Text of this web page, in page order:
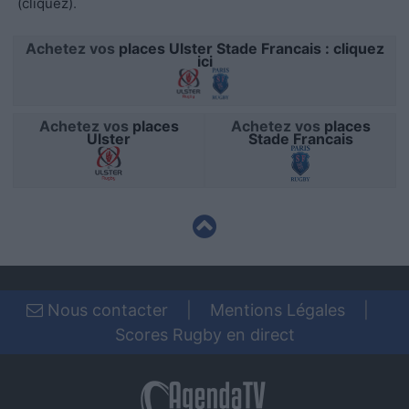
functionality and fraud prevention, and other
Achetez vos places Ulster Stade Francais : cliquez
ici
Achetez vos places
Ulster
Achetez vos places
Stade Francais
Nous contacter Mentions Légales
Scores Rugby en direct